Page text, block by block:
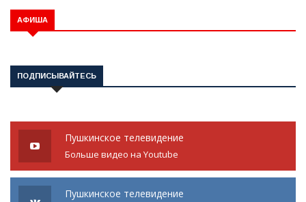
АФИША
ПОДПИСЫВАЙТЕСЬ
Пушкинское телевидение
Больше видео на Youtube
Пушкинское телевидение